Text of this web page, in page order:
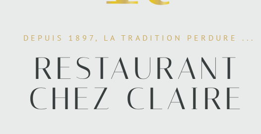
DEPUIS 1897, LA TRADITION PERDURE ...
RESTAURANT
CHEZ CLAIRE